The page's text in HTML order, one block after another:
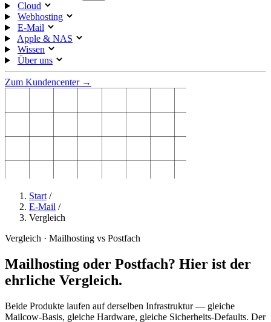
Cloud
Webhosting
E-Mail
Apple & NAS
Wissen
Über uns
Zum Kundencenter →
Start /
E-Mail /
Vergleich
Vergleich · Mailhosting vs Postfach
Mailhosting oder Postfach? Hier ist der
ehrliche Vergleich.
Beide Produkte laufen auf derselben Infrastruktur — gleiche
Mailcow-Basis, gleiche Hardware, gleiche Sicherheits-Defaults. Der